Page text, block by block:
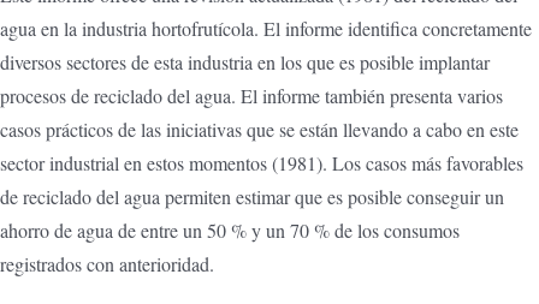
agua en la industria hortofrutícola. El informe identifica concretamente
diversos sectores de esta industria en los que es posible implantar
procesos de reciclado del agua. El informe también presenta varios
casos prácticos de las iniciativas que se están llevando a cabo en este
sector industrial en estos momentos (1981). Los casos más favorables
de reciclado del agua permiten estimar que es posible conseguir un
ahorro de agua de entre un 50 % y un 70 % de los consumos
registrados con anterioridad.